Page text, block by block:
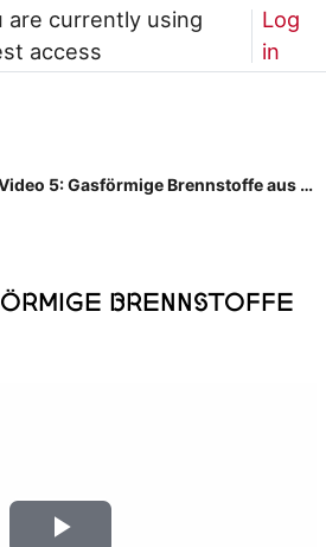
are currently using
access
Log
in
Video 5: Gasförmige Brennstoffe aus Biomasse
Brennstoffe